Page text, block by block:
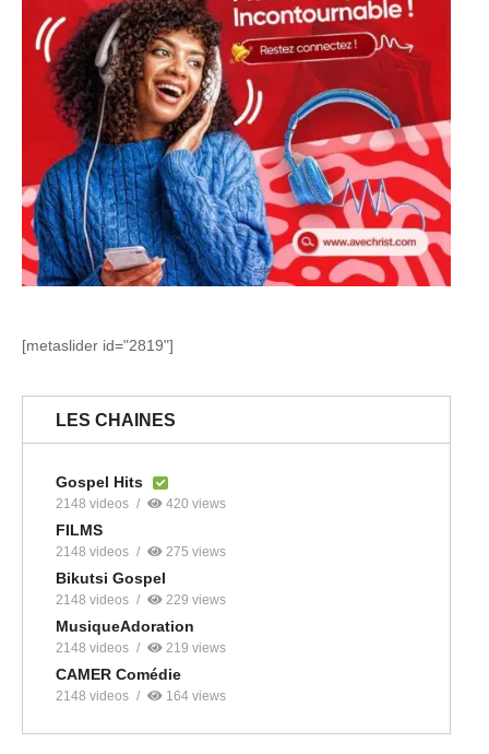
[metaslider id="2819"]
LES CHAINES
Gospel Hits
2148 videos 420 views
FILMS
2148 videos 275 views
Bikutsi Gospel
2148 videos 229 views
MusiqueAdoration
2148 videos 219 views
CAMER Comédie
2148 videos 164 views